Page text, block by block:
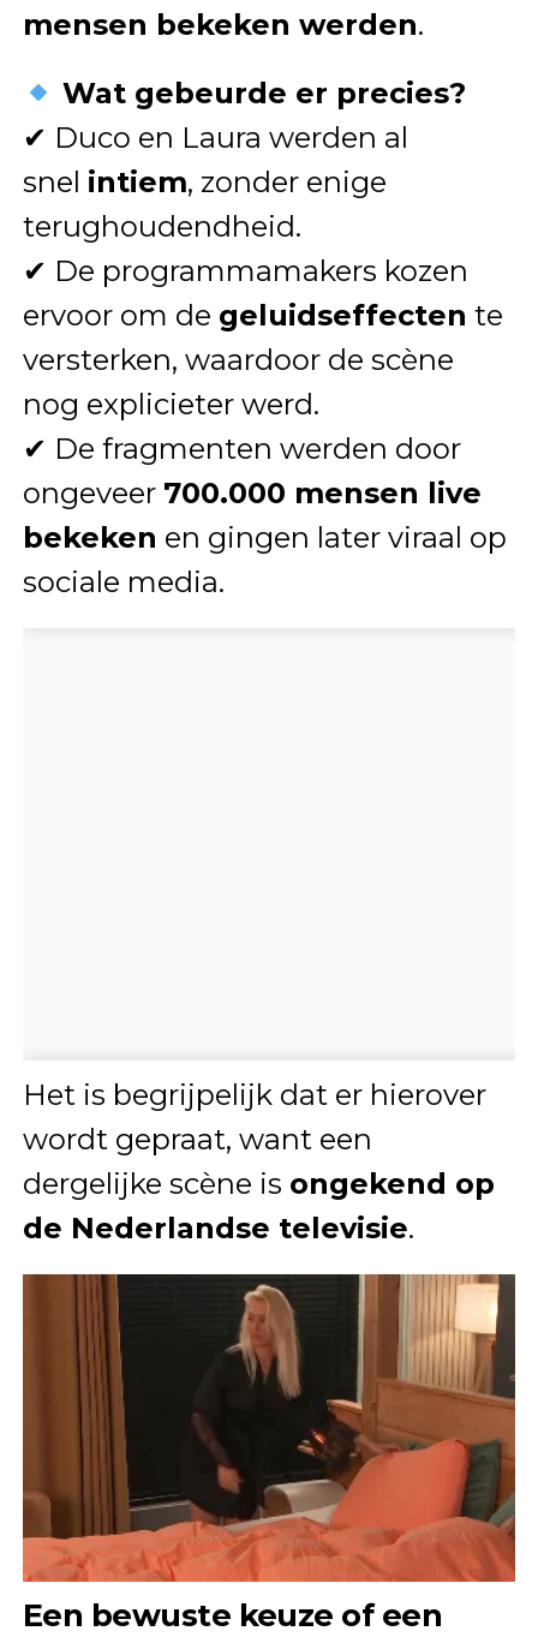
mensen bekeken werden.
Wat gebeurde er precies?
✔ Duco en Laura werden al
snel intiem, zonder enige
terughoudendheid.
✔ De programmamakers kozen
ervoor om de geluidseffecten te
versterken, waardoor de scène
nog explicieter werd.
✔ De fragmenten werden door
ongeveer 700.000 mensen live
bekeken en gingen later viraal op
sociale media.
Het is begrijpelijk dat er hierover
wordt gepraat, want een
dergelijke scène is ongekend op
de Nederlandse televisie.
Een bewuste keuze of een